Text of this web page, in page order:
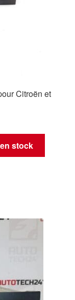
Citroën et
stock